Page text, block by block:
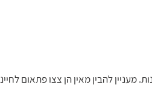
מעניין להבין מאין הן צצו פתאום